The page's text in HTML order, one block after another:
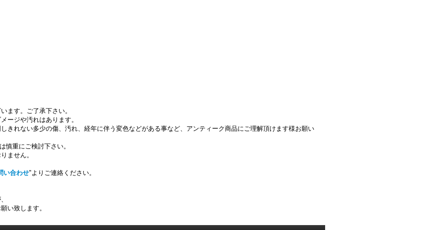
ます。ご了承下さい。
ージや汚れはあります。
きれない多少の傷、汚れ、経年に伴う変色などがある事など、アンティーク商品にご理解頂けます様お願い
慎重にご検討下さい。
ません。
い合わせ"よりご連絡ください。
い致します。